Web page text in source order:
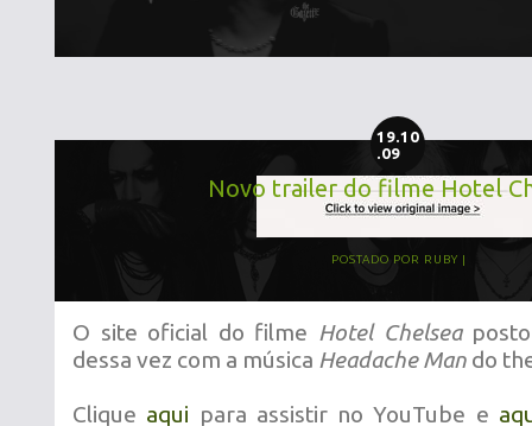
19.10
.09
Novo trailer do filme Hotel
POSTADO POR RUBY
O site oficial do filme Hotel Chelsea
dessa vez com a música Headache Man do
Clique aqui para assistir no YouTube e